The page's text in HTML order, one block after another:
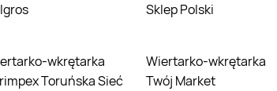
Sklep Polski
Toruńska Sieć
Wiertarko-wkrętarka
Twój Market